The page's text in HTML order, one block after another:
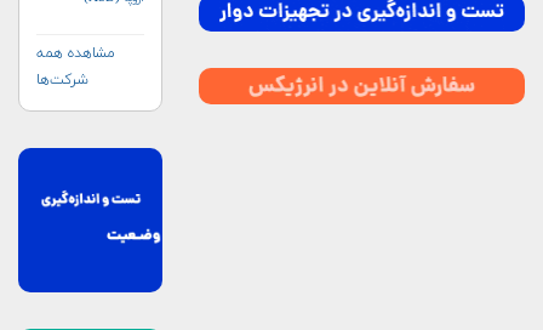
مشاهده همه
شرکت‌ها